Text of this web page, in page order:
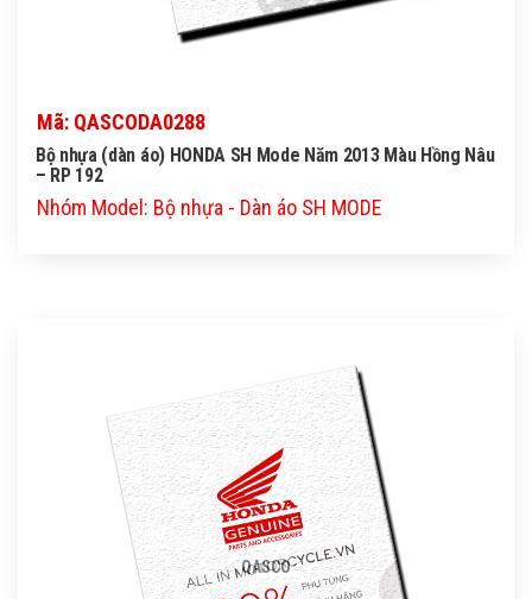
Mã: QASCODA0288
Bộ nhựa (dàn áo) HONDA SH Mode Năm 2013 Màu Hồng Nâu
– RP 192
Nhóm Model: Bộ nhựa - Dàn áo SH MODE
QASCO